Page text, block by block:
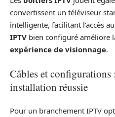
convertissent un téléviseur
intelligente, facilitant l’accès
IPTV bien configuré améliore
expérience de visionnage.
Câbles et configurations
installation réussie
Pour un branchement IPTV